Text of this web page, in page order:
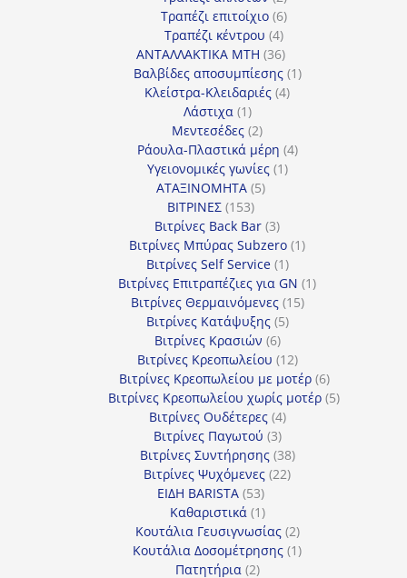
προϊόντα
Τραπέζι επιτοίχιο 66
προϊόντα
Τραπέζι κέντρου 44
προϊόντα
ΑΝΤΑΛΛΑΚΤΙΚΑ MTH 3636
προϊόντα
Βαλβίδες αποσυμπίεσης 11
Κλείστρα-Κλειδαριές 44
Λάστιχα 11
προϊόν
Μεντεσέδες 22
προϊόντα
Ράουλα-Πλαστικά μέρη 44
Υγειονομικές γωνίες 11
ΑΤΑΞΙΝΟΜΗΤΑ 55
ΒΙΤΡΙΝΕΣ 153153
προϊόντα
Βιτρίνες Back Bar 33
προϊόντα
Βιτρίνες Mπύρας Subzero 11
Βιτρίνες Self Service 11
προϊόν
Βιτρίνες Επιτραπέζιες για GN 11
Βιτρίνες Θερμαινόμενες 1515
Βιτρίνες Κατάψυξης 55
Βιτρίνες Κρασιών 66
προϊόντα
Βιτρίνες Κρεοπωλείου 1212
προϊόντα
Βιτρίνες Κρεοπωλείου με μοτέρ 66
προϊόντα
Βιτρίνες Κρεοπωλείου χωρίς μοτέρ 55
Βιτρίνες Ουδέτερες 44
προϊόντα
Βιτρίνες Παγωτού 33
προϊόντα
Βιτρίνες Συντήρησης 3838
προϊόντα
Βιτρίνες Ψυχόμενες 2222
ΕΙΔΗ BARISTA 5353
προϊόντα
Καθαριστικά 11
προϊόν
Κουτάλια Γευσιγνωσίας 22
προϊόντα
Κουτάλια Δοσομέτρησης 11
Πατητήρια 22